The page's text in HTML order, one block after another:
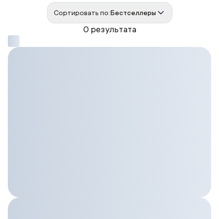
0 результата
Сортировать по:Бестселлеры